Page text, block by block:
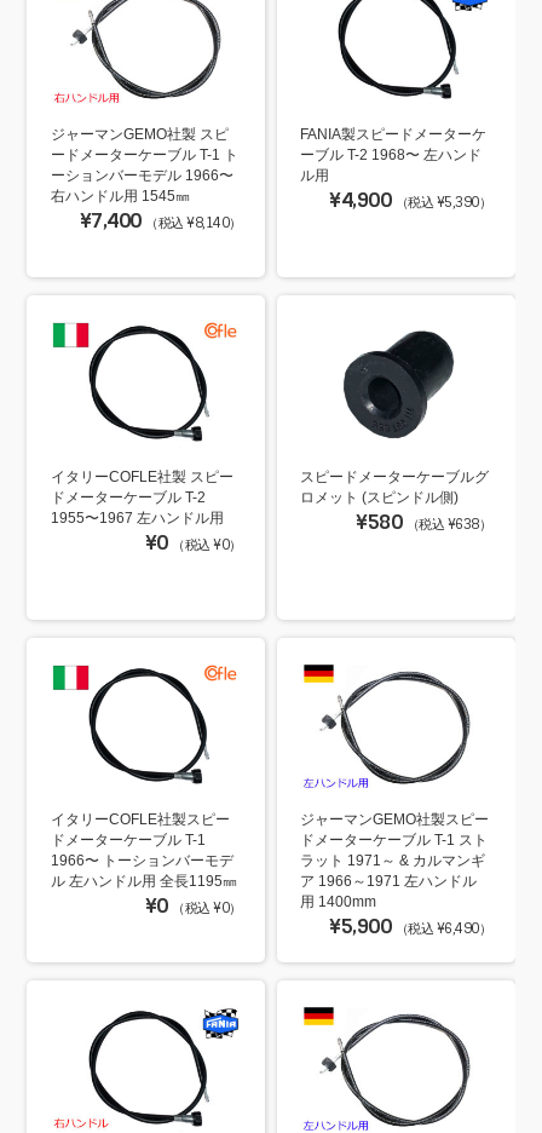
ジャーマンGEMO社製 スピ
ードメーターケーブル T-1 ト
ーションバーモデル 1966〜
右ハンドル用 1545㎜
¥7,400 （税込 ¥8,140）
FANIA製スピードメーターケ
ーブル T-2 1968〜 左ハンド
ル用
¥4,900 （税込 ¥5,390）
イタリーCOFLE社製 スピー
ドメーターケーブル T-2
1955〜1967 左ハンドル用
¥0 （税込 ¥0）
スピードメーターケーブルグ
ロメット (スピンドル側)
¥580 （税込 ¥638）
イタリーCOFLE社製スピー
ドメーターケーブル T-1
1966〜 トーションバーモデ
ル 左ハンドル用 全長1195㎜
¥0 （税込 ¥0）
ジャーマンGEMO社製スピー
ドメーターケーブル T-1 スト
ラット 1971～ & カルマンギ
ア 1966～1971 左ハンドル
用 1400mm
¥5,900 （税込 ¥6,490）